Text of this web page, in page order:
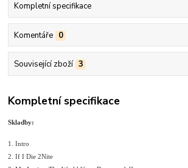
Kompletní specifikace
Komentáře 0
Související zboží 3
Kompletní specifikace
Skladby:
1. Intro
2. If I Die 2Nite